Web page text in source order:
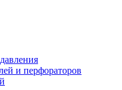
и перфораторов